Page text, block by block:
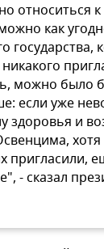
относиться
как
государства,
можно было
если уже
здоровья и
пригласили,
- сказал